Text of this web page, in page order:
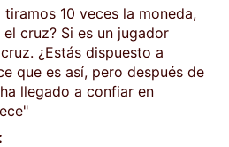
10 veces la moneda,
cruz? Si es un jugador
¿Estás dispuesto a
que es así, pero después de
llegado a confiar en